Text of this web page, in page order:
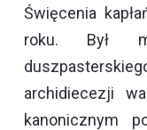
Święcenia
roku. Był
archidiecezji
kanonicznym